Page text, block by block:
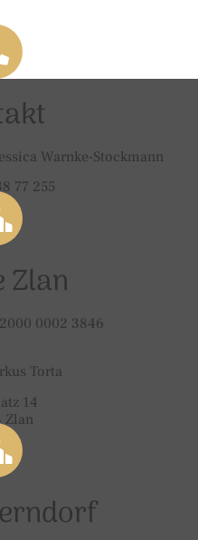
Warnke-Stockmann
77 255
Zlan
0002 3846
Torta
14
Zlan